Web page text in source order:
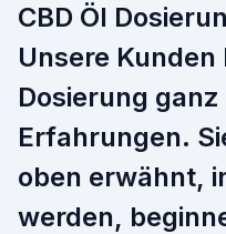
CBD Öl
Unsere
Dosierung
Erfahrungen.
oben erwähnt,
werden,